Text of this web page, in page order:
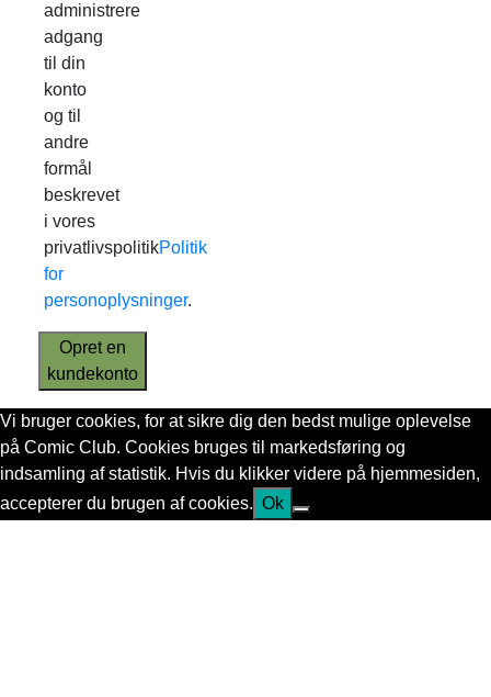
administrere
adgang
til din
konto
og til
andre
formål
beskrevet
i vores
privatlivspolitikPolitik
for
personoplysninger.
Opret en
kundekonto
Vi bruger cookies, for at sikre dig den bedst mulige oplevelse
på Comic Club. Cookies bruges til markedsføring og
indsamling af statistik. Hvis du klikker videre på hjemmesiden,
accepterer du brugen af cookies. Ok